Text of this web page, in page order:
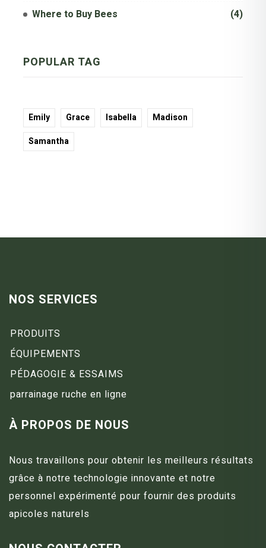
Where to Buy Bees (4)
POPULAR TAG
Emily Grace Isabella
Madison
Samantha
NOS SERVICES
PRODUITS
ÉQUIPEMENTS
PÉDAGOGIE & ESSAIMS
parrainage ruche en ligne
À PROPOS DE NOUS
Nous travaillons pour obtenir les meilleurs résultats
grâce à notre technologie innovante et notre
personnel expérimenté pour fournir des produits
apicoles naturels